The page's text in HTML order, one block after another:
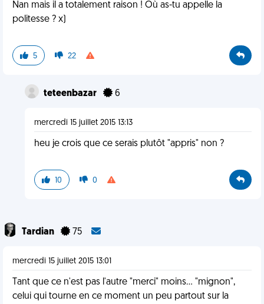
Nan mais il a totalement raison ! Où as-tu appelle la
politesse ? x)
5 22
teteenbazar 6
mercredi 15 juillet 2015 13:13
heu je crois que ce serais plutôt "appris" non ?
10 0
Tardian 75
mercredi 15 juillet 2015 13:01
Tant que ce n'est pas l'autre "merci" moins... "mignon",
celui qui tourne en ce moment un peu partout sur la